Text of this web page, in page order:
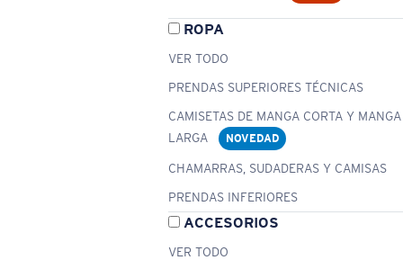
ROPA
VER TODO
PRENDAS SUPERIORES TÉCNICAS
CAMISETAS DE MANGA CORTA Y MANGA
LARGA
NOVEDAD
CHAMARRAS, SUDADERAS Y CAMISAS
PRENDAS INFERIORES
ACCESORIOS
VER TODO